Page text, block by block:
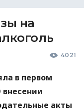
на
4021
в первом
акты